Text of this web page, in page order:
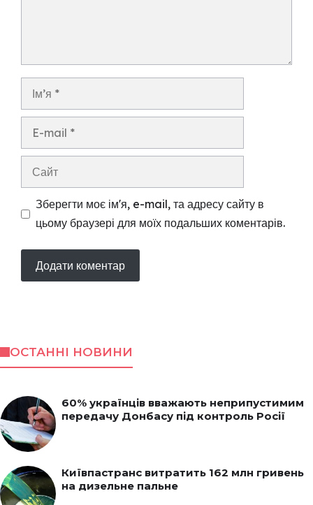
Ім’я
Сайт
Зберегти моє ім'я, e-mail, та адресу сайту в
цьому браузері для моїх подальших коментарів.
ОСТАННІ НОВИНИ
60% українців вважають неприпустимим
передачу Донбасу під контроль Росії
Київпастранс витратить 162 млн гривень
на дизельне пальне